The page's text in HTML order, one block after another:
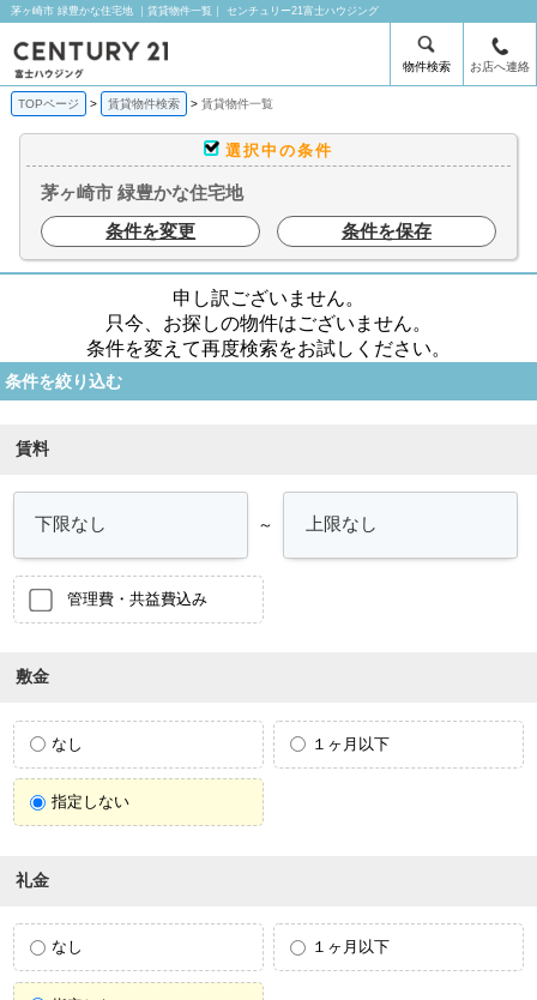
茅ヶ崎市 緑豊かな住宅地 ｜賃貸物件一覧｜ センチュリー21富士ハウジング
物件検索 お店へ連絡
TOPページ 賃貸物件検索 賃貸物件一覧
選択中の条件
茅ヶ崎市 緑豊かな住宅地
条件を変更
条件を保存
申し訳ございません。
只今、お探しの物件はございません。
条件を変えて再度検索をお試しください。
条件を絞り込む
賃料
～
管理費・共益費込み
敷金
なし １ヶ月以下
指定しない
礼金
なし １ヶ月以下